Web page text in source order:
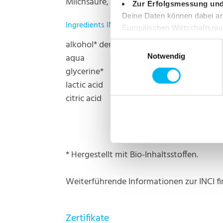
Zur Erfolgsmessung
Deine Daten können dabei
Europäischen
angemessenen Schutz
Einwilligung jederzeit
Einwilligungsauswahl
Notwendig
Ingredients INCI
alkohol* denat.
aqua
glycerine*
lactic acid
citric acid
* Hergestellt mit Bio-Inhaltsstoffen.
Weiterführende Informationen zur INCI
Zertifikate